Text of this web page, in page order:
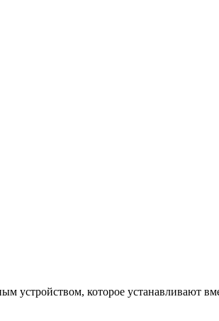
устройством, которое устанавливают